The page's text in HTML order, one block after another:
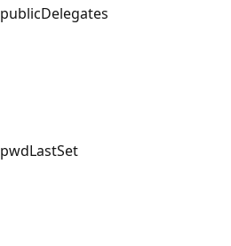
publicDelegates
pwdLastSet